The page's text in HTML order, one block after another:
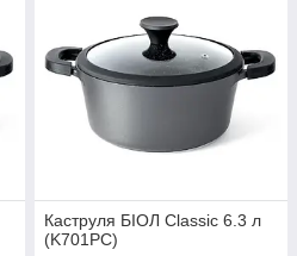
Каструля БІОЛ Classic 6.3 л
(K701PC)